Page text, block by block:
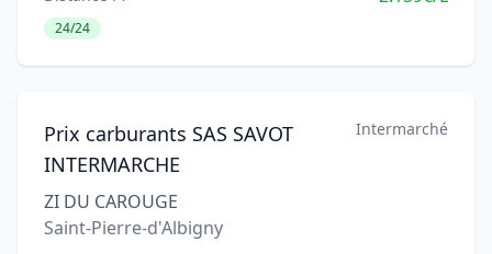
24/24
Prix carburants SAS SAVOT
INTERMARCHE
Intermarché
ZI DU CAROUGE
Saint-Pierre-d'Albigny